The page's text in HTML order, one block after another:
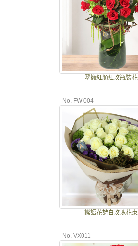
翠擁紅顏紅玫瓶裝花
No. FWI004
謐語花詩白玫瑰花束
No. VX011